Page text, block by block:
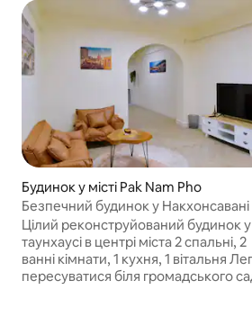
Будинок у місті Pak Nam Pho
Безпечний будинок у Накхонсавані
Цілий реконструйований будинок у
таунхаусі в центрі міста 2 спальні, 2
ванні кімнати, 1 кухня, 1 вітальня Легко
пересуватися біля громадського саду.